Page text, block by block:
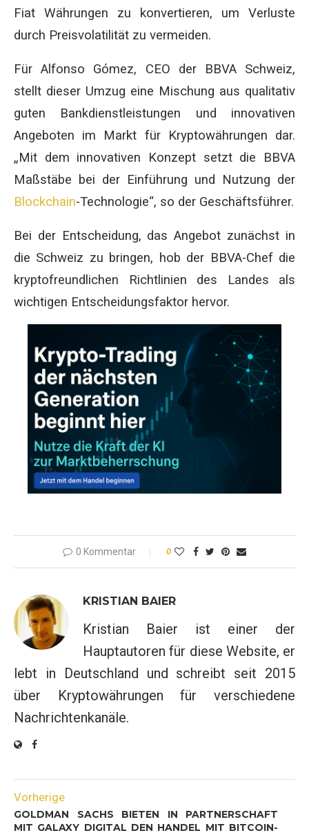
Fiat Währungen zu konvertieren, um Verluste
durch Preisvolatilität zu vermeiden.
Für Alfonso Gómez, CEO der BBVA Schweiz,
stellt dieser Umzug eine Mischung aus qualitativ
guten Bankdienstleistungen und innovativen
Angeboten im Markt für Kryptowährungen dar.
„Mit dem innovativen Konzept setzt die BBVA
Maßstäbe bei der Einführung und Nutzung der
Blockchain-Technologie“, so der Geschäftsführer.
Bei der Entscheidung, das Angebot zunächst in
die Schweiz zu bringen, hob der BBVA-Chef die
kryptofreundlichen Richtlinien des Landes als
wichtigen Entscheidungsfaktor hervor.
0 Kommentar 0
KRISTIAN BAIER
Kristian Baier ist einer der
Hauptautoren für diese Website, er
lebt in Deutschland und schreibt seit 2015
über Kryptowährungen für verschiedene
Nachrichtenkanäle.
Vorherige
GOLDMAN SACHS BIETEN IN PARTNERSCHAFT
MIT GALAXY DIGITAL DEN HANDEL MIT BITCOIN-